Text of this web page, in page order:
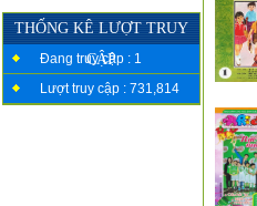
THỐNG KÊ LƯỢT TRUY
CẬP
Đang truy cập : 1
Lượt truy cập : 731,814